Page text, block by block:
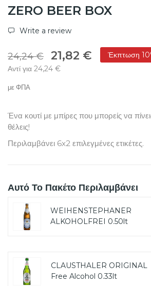
ZERO BEER BOX
Write a review
24,24 € 21,82 €
Έκπτωση
Αντί για 24,24 €
με ΦΠΑ
Ένα κουτί με μπίρες που μπορείς να
θέλεις!
Περιλαμβάνει 6x2 επιλεγμένες ετικέτες.
Αυτό Το Πακέτο Περιλαμβάνει
WEIHENSTEPHANER
ALKOHOLFREI 0.50lt
CLAUSTHALER ORIGINAL
Free Alcohol 0.33lt